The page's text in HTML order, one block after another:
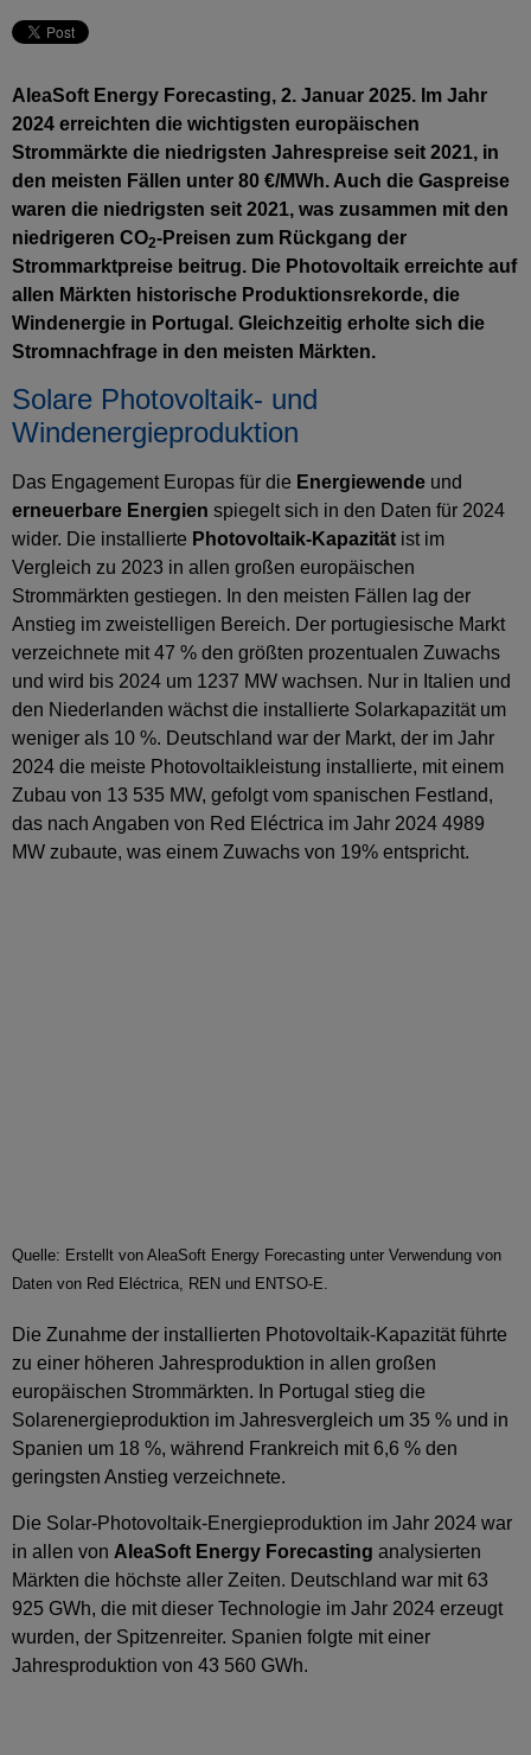
AleaSoft Energy Forecasting, 2. Januar 2025. Im Jahr
2024 erreichten die wichtigsten europäischen
Strommärkte die niedrigsten Jahrespreise seit 2021, in
den meisten Fällen unter 80 €/MWh. Auch die Gaspreise
waren die niedrigsten seit 2021, was zusammen mit den
niedrigeren CO2-Preisen zum Rückgang der
Strommarktpreise beitrug. Die Photovoltaik erreichte auf
allen Märkten historische Produktionsrekorde, die
Windenergie in Portugal. Gleichzeitig erholte sich die
Stromnachfrage in den meisten Märkten.
Solare Photovoltaik- und
Windenergieproduktion
Das Engagement Europas für die Energiewende und
erneuerbare Energien spiegelt sich in den Daten für 2024
wider. Die installierte Photovoltaik-Kapazität ist im
Vergleich zu 2023 in allen großen europäischen
Strommärkten gestiegen. In den meisten Fällen lag der
Anstieg im zweistelligen Bereich. Der portugiesische Markt
verzeichnete mit 47 % den größten prozentualen Zuwachs
und wird bis 2024 um 1237 MW wachsen. Nur in Italien und
den Niederlanden wächst die installierte Solarkapazität um
weniger als 10 %. Deutschland war der Markt, der im Jahr
2024 die meiste Photovoltaikleistung installierte, mit einem
Zubau von 13 535 MW, gefolgt vom spanischen Festland,
das nach Angaben von Red Eléctrica im Jahr 2024 4989
MW zubaute, was einem Zuwachs von 19% entspricht.
Quelle: Erstellt von AleaSoft Energy Forecasting unter Verwendung von
Daten von Red Eléctrica, REN und ENTSO-E.
Die Zunahme der installierten Photovoltaik-Kapazität führte
zu einer höheren Jahresproduktion in allen großen
europäischen Strommärkten. In Portugal stieg die
Solarenergieproduktion im Jahresvergleich um 35 % und in
Spanien um 18 %, während Frankreich mit 6,6 % den
geringsten Anstieg verzeichnete.
Die Solar-Photovoltaik-Energieproduktion im Jahr 2024 war
in allen von AleaSoft Energy Forecasting analysierten
Märkten die höchste aller Zeiten. Deutschland war mit 63
925 GWh, die mit dieser Technologie im Jahr 2024 erzeugt
wurden, der Spitzenreiter. Spanien folgte mit einer
Jahresproduktion von 43 560 GWh.